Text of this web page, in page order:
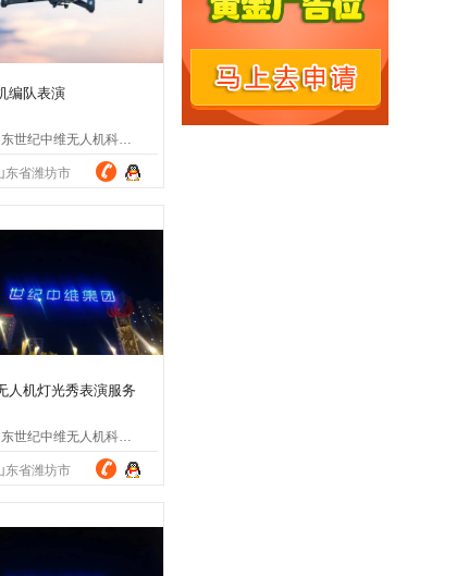
编队表演
世纪中维无人机科技有限公司
东省潍坊市
人机灯光秀表演服务
世纪中维无人机科技有限公司
东省潍坊市